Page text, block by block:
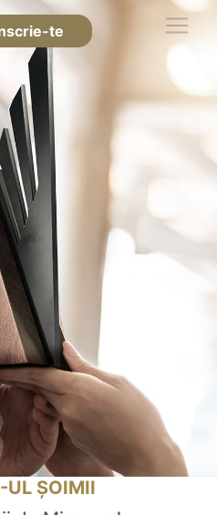
te
UL ȘOIMII